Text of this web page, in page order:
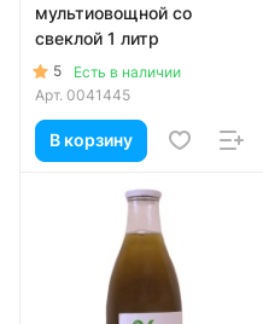
мультиовощной со
свеклой 1 литр
5
Есть в наличии
Арт. 0041445
В корзину